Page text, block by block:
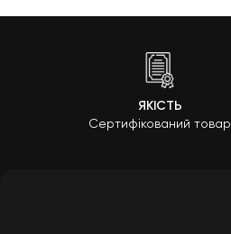
ЯКІСТЬ
Сертифікований товар